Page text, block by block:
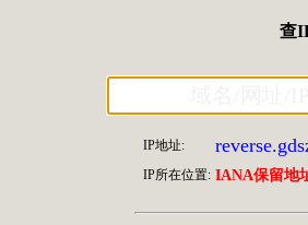
查
IP地址:
IP所在位置: IANA保留地